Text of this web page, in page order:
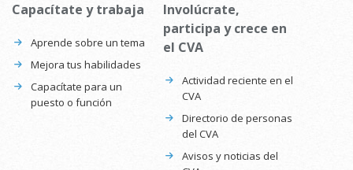
Capacítate y trabaja
Aprende sobre un tema
Mejora tus habilidades
Capacítate para un
puesto o función
Involúcrate,
participa y crece en
el CVA
Actividad reciente en el
CVA
Directorio de personas
del CVA
Avisos y noticias del